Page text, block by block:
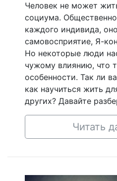
Человек не может
социума.
каждого индивида,
самовосприятие, Я-
Но некоторые люди
чужому влиянию, что
особенности. Так ли
как научиться жить
других? Давайте
Читать